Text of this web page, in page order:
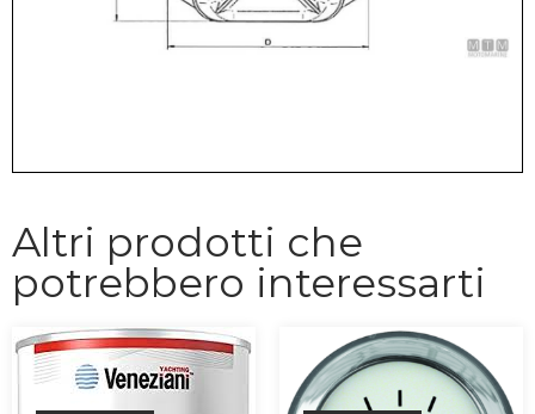
Altri prodotti che
potrebbero interessarti